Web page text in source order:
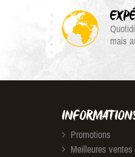
mais
Promotions
Meilleures ventes